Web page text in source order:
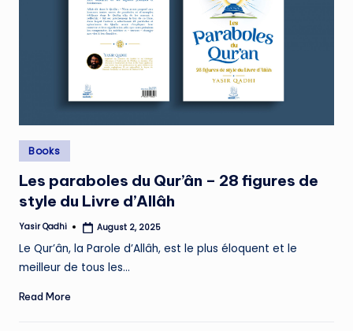
Posted
in
Books
Les paraboles du Qur’ân – 28 figures de
style du Livre d’Allâh
Posted
Yasir Qadhi August 2, 2025
Le Qur’ân, la Parole d’Allâh, est le plus éloquent et le
meilleur de tous les…
Read More